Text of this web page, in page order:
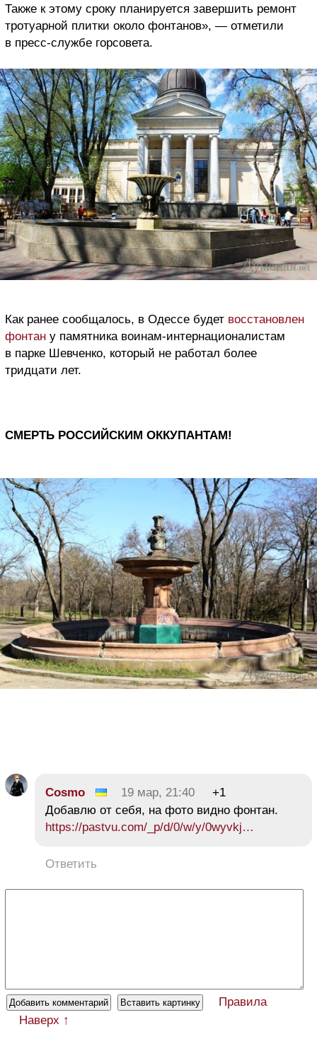
Также к этому сроку планируется завершить ремонт
тротуарной плитки около фонтанов», — отметили
в пресс-службе горсовета.
Как ранее сообщалось, в Одессе будет восстановлен
фонтан у памятника воинам-интернационалистам
в парке Шевченко, который не работал более
тридцати лет.
СМЕРТЬ РОССИЙСКИМ ОККУПАНТАМ!
Cosmo 19 мар, 21:40
+1
Добавлю от себя, на фото видно фонтан.
https://pastvu.com/_p/d/0/w/y/0wyvkj…
Ответить
Правила
Наверх ↑